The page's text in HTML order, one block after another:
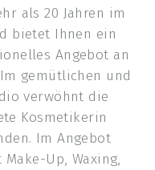
als 20 Jahren im
bietet Ihnen ein
Angebot an
gemütlichen und
verwöhnt die
Kosmetikerin
Im Angebot
Up, Waxing,